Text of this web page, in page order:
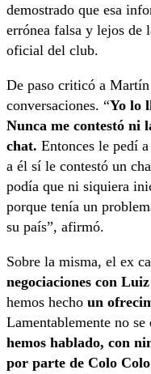
demostrado que esa
errónea falsa y lejos de
oficial del club.
De paso criticó a
conversaciones. “Yo lo
Nunca me contestó ni
chat. Entonces le pedí
a él sí le contestó un
podía que ni siquiera
porque tenía un
su país”, afirmó.
Sobre la misma, el ex
negociaciones con
hemos hecho un
Lamentablemente no se
hemos hablado, con
por parte de Colo Colo